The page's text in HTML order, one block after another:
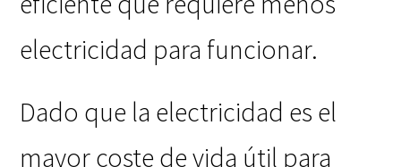
electricidad para funcionar.
Dado que la electricidad es el
mayor coste de vida útil para